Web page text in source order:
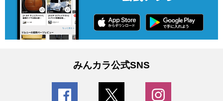
みんカラ公式SNS